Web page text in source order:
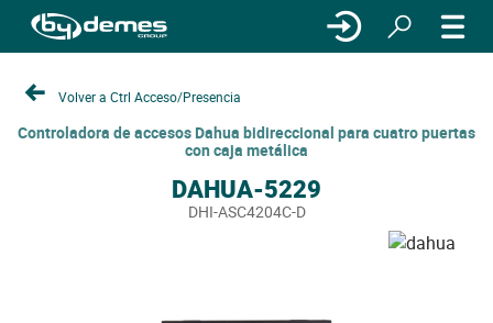
Volver a Ctrl Acceso/Presencia
Controladora de accesos Dahua bidireccional para cuatro puertas
con caja metálica
DAHUA-5229
DHI-ASC4204C-D